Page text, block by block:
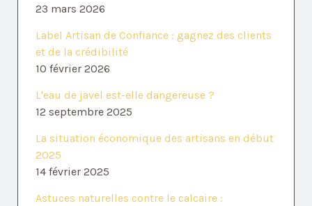
23 mars 2026
Label Artisan de Confiance : gagnez des clients
et de la crédibilité
10 février 2026
L'eau de javel est-elle dangereuse ?
12 septembre 2025
La situation économique des artisans en début
2025
14 février 2025
Astuces naturelles contre le calcaire :